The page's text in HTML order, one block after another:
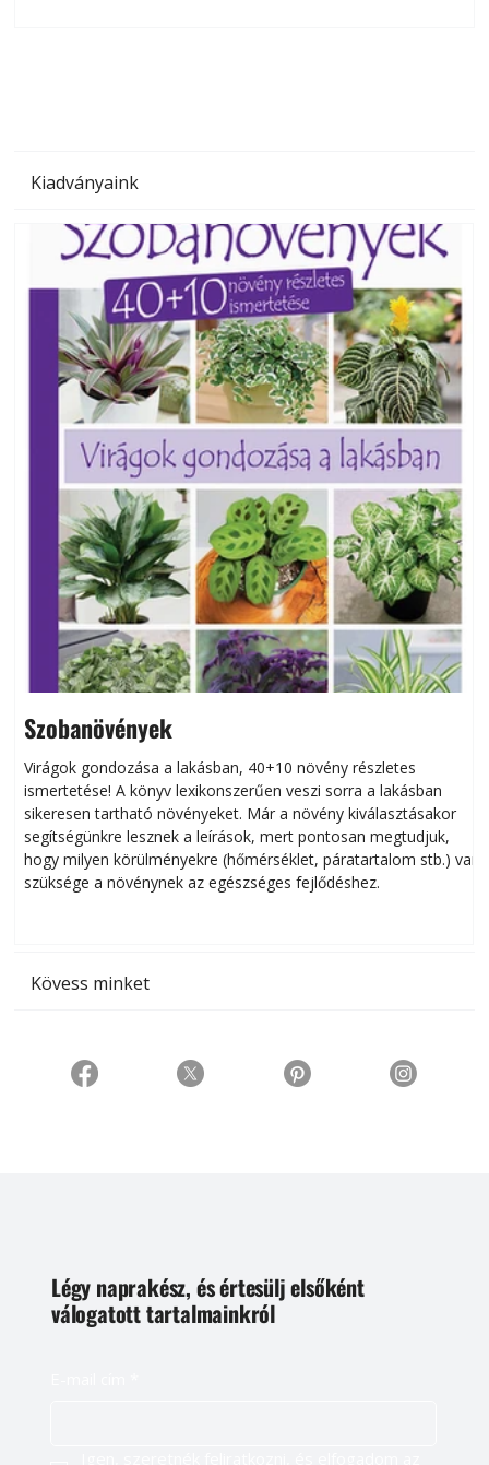
Kiadványaink
Szobanövények
Virágok gondozása a lakásban, 40+10 növény részletes
ismertetése! A könyv lexikonszerűen veszi sorra a lakásban
sikeresen tart­ha­tó növényeket. Már a növény kiválasztásakor
segítségünkre lesznek a leírások, mert pontosan megtudjuk,
hogy milyen körülményekre (hőmérséklet, páratartalom stb.) van
szüksége a növénynek az egészséges fejlődéshez.
Kövess minket
Légy naprakész, és értesülj elsőként
válogatott tartalmainkról